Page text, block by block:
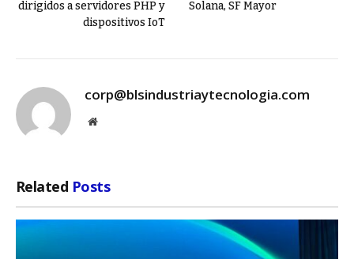
dirigidos a servidores PHP y
dispositivos IoT
Solana, SF Mayor
corp@blsindustriaytecnologia.com
Website
Related Posts